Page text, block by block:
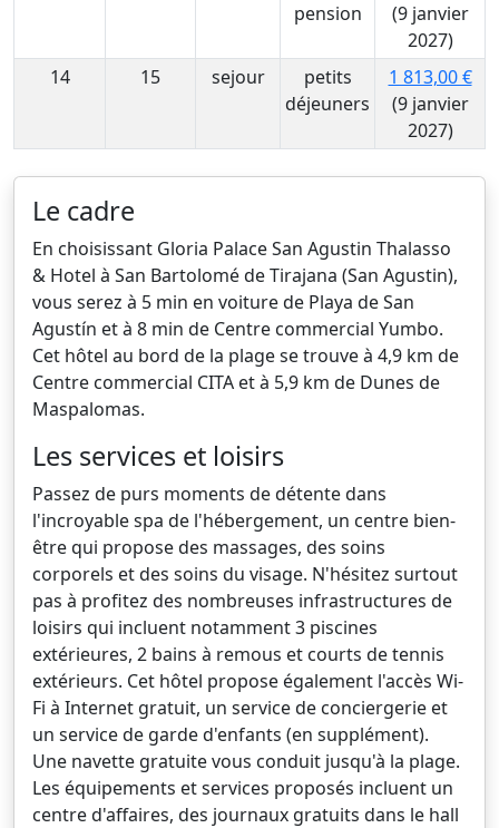
pension
(9 janvier
2027)
14
15 sejour
petits
déjeuners
1 813,00 €
(9 janvier
2027)
Le cadre
En choisissant Gloria Palace San Agustin Thalasso
& Hotel à San Bartolomé de Tirajana (San Agustin),
vous serez à 5 min en voiture de Playa de San
Agustín et à 8 min de Centre commercial Yumbo.
Cet hôtel au bord de la plage se trouve à 4,9 km de
Centre commercial CITA et à 5,9 km de Dunes de
Maspalomas.
Les services et loisirs
Passez de purs moments de détente dans
l'incroyable spa de l'hébergement, un centre bien-
être qui propose des massages, des soins
corporels et des soins du visage. N'hésitez surtout
pas à profitez des nombreuses infrastructures de
loisirs qui incluent notamment 3 piscines
extérieures, 2 bains à remous et courts de tennis
extérieurs. Cet hôtel propose également l'accès Wi-
Fi à Internet gratuit, un service de conciergerie et
un service de garde d'enfants (en supplément).
Une navette gratuite vous conduit jusqu'à la plage.
Les équipements et services proposés incluent un
centre d'affaires, des journaux gratuits dans le hall